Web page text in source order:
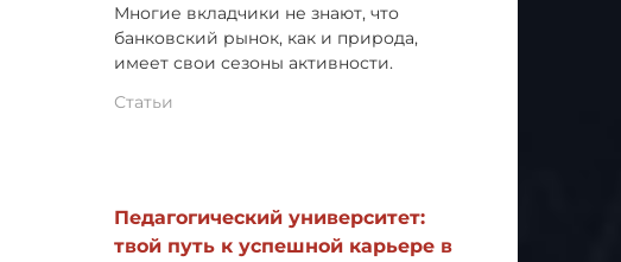
Многие вкладчики не знают, что
банковский рынок, как и природа,
имеет свои сезоны активности.
Статьи
Педагогический университет:
твой путь к успешной карьере в